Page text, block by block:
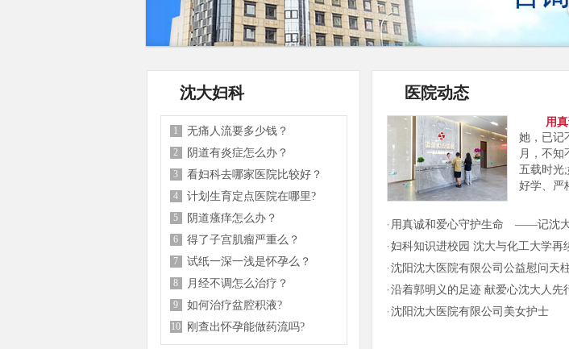
沈大妇科
1 无痛人流要多少钱？
2 阴道有炎症怎么办？
3 看妇科去哪家医院比较好？
4 计划生育定点医院在哪里?
5 阴道瘙痒怎么办？
6 得了子宫肌瘤严重么？
7 试纸一深一浅是怀孕么？
8 月经不调怎么治疗？
9 如何治疗盆腔积液?
10 刚查出怀孕能做药流吗?
医院动态
用
她，已记
月，不知
五载时光
好学、严
用真诚和爱心守护生命 ——记沈
妇科知识进校园 沈大与化工大学再
沈阳沈大医院有限公司公益慰问天
沿着郭明义的足迹 献爱心沈大人先
沈阳沈大医院有限公司美女护士